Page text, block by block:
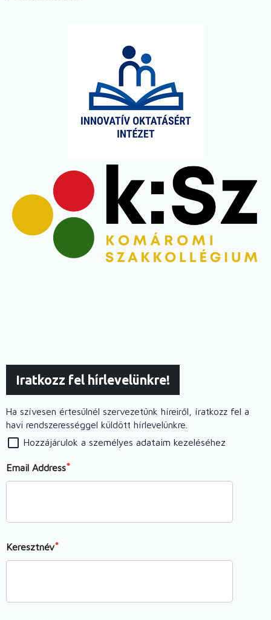
Iratkozz fel hírlevelünkre!
Ha szívesen értesülnél szervezetünk híreiről, íratkozz fel a
havi rendszerességgel küldött hírlevelünkre.
Hozzájárulok a személyes adataim kezeléséhez
Email Address
Keresztnév